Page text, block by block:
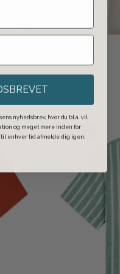
-25%
nyhedsbrev, hvor du bl.a. vil
og meget mere inden for
enhver tid afmelde dig igen.